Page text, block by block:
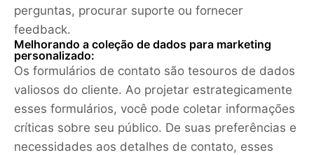
perguntas, procurar suporte ou fornecer
feedback.
Melhorando a coleção de dados para marketing
personalizado:
Os formulários de contato são tesouros de dados
valiosos do cliente. Ao projetar estrategicamente
esses formulários, você pode coletar informações
críticas sobre seu público. De suas preferências e
necessidades aos detalhes de contato, esses